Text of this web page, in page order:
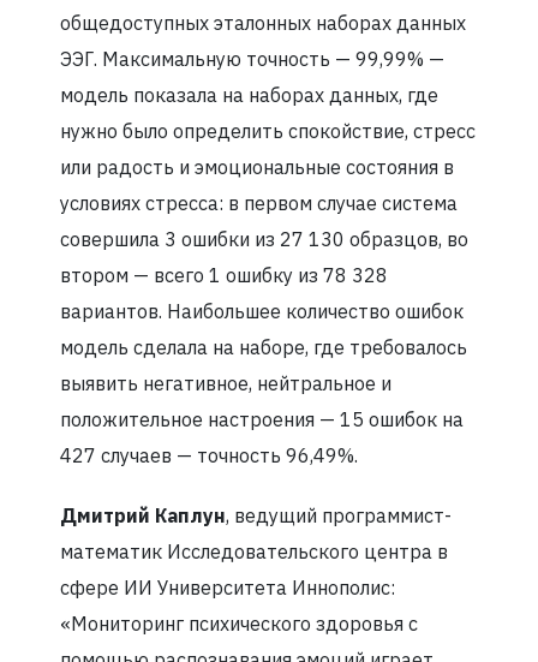
общедоступных эталонных наборах данных
ЭЭГ. Максимальную точность — 99,99% —
модель показала на наборах данных, где
нужно было определить спокойствие, стресс
или радость и эмоциональные состояния в
условиях стресса: в первом случае система
совершила 3 ошибки из 27 130 образцов, во
втором — всего 1 ошибку из 78 328
вариантов. Наибольшее количество ошибок
модель сделала на наборе, где требовалось
выявить негативное, нейтральное и
положительное настроения — 15 ошибок на
427 случаев — точность 96,49%.
Дмитрий Каплун, ведущий программист-
математик Исследовательского центра в
сфере ИИ Университета Иннополис:
«Мониторинг психического здоровья с